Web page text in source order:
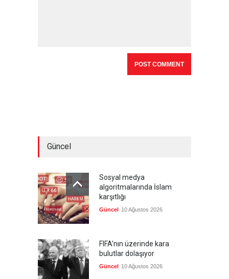
Güncel
Sosyal medya
algoritmalarında İslam
karşıtlığı
Güncel 10 Ağustos 2026
FIFA'nın üzerinde kara
bulutlar dolaşıyor
Güncel 10 Ağustos 2026